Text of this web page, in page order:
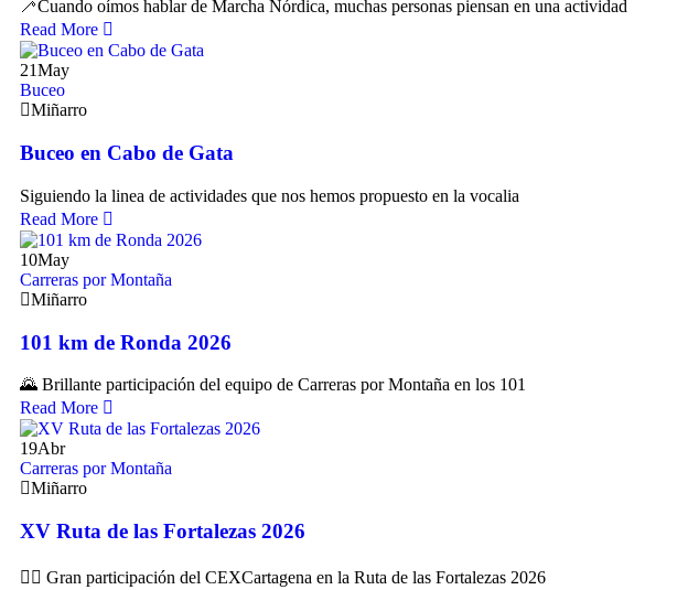
🦯Cuando oímos hablar de Marcha Nórdica, muchas personas piensan en una actividad
Read More
21May
Buceo
Miñarro
Buceo en Cabo de Gata
Siguiendo la linea de actividades que nos hemos propuesto en la vocalia
Read More
10May
Carreras por Montaña
Miñarro
101 km de Ronda 2026
🌄 Brillante participación del equipo de Carreras por Montaña en los 101
Read More
19Abr
Carreras por Montaña
Miñarro
XV Ruta de las Fortalezas 2026
🏃‍♀️ Gran participación del CEXCartagena en la Ruta de las Fortalezas 2026